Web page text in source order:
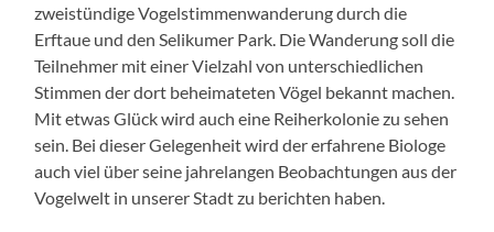
zweistündige Vogelstimmenwanderung durch die
Erftaue und den Selikumer Park. Die Wanderung soll die
Teilnehmer mit einer Vielzahl von unterschiedlichen
Stimmen der dort beheimateten Vögel bekannt machen.
Mit etwas Glück wird auch eine Reiherkolonie zu sehen
sein. Bei dieser Gelegenheit wird der erfahrene Biologe
auch viel über seine jahrelangen Beobachtungen aus der
Vogelwelt in unserer Stadt zu berichten haben.